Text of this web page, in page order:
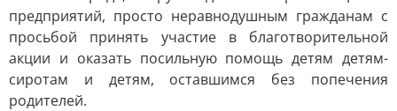
предприятий, просто неравнодушным гражданам с
просьбой принять участие в благотворительной
акции и оказать посильную помощь детям детям-
сиротам и детям, оставшимся без попечения
родителей.